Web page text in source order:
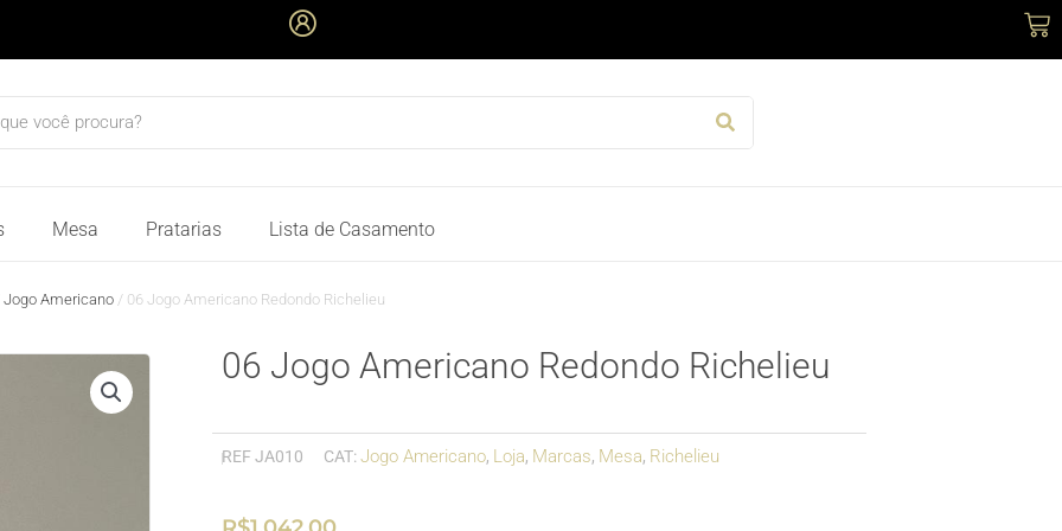
Mesa Pratarias Lista de Casamento
Jogo Americano / 06 Jogo Americano Redondo Richelieu
06 Jogo Americano Redondo Richelieu
REFJA010 CAT:Jogo Americano, Loja, Marcas, Mesa, Richelieu